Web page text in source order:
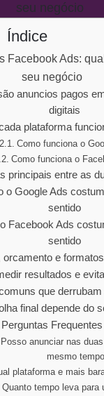
seu negócio
Índice
Facebook Ads:
seu negócio
anuncios pagos
digitais
plataforma
Como funciona o
Como funciona o
principais entre as
o Google Ads
sentido
Facebook Ads
sentido
orcamento e
resultados e
que
final depende do
Perguntas
anunciar nas
mesmo
plataforma e mais
Quanto tempo leva para